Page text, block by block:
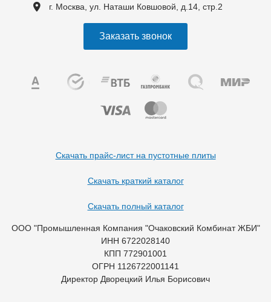
г. Москва, ул. Наташи Ковшовой, д.14, стр.2
Заказать звонок
Скачать прайс-лист на пустотные плиты
Скачать краткий каталог
Скачать полный каталог
ООО "Промышленная Компания "Очаковский Комбинат ЖБИ"
ИНН 6722028140
КПП 772901001
ОГРН 1126722001141
Директор Дворецкий Илья Борисович